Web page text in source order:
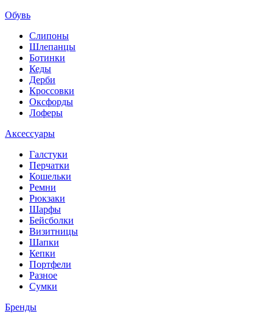
Обувь
Слипоны
Шлепанцы
Ботинки
Кеды
Дерби
Кроссовки
Оксфорды
Лоферы
Аксессуары
Галстуки
Перчатки
Кошельки
Ремни
Рюкзаки
Шарфы
Бейсболки
Визитницы
Шапки
Кепки
Портфели
Разное
Сумки
Бренды